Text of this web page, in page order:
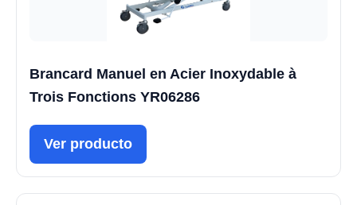
Brancard Manuel en Acier Inoxydable à
Trois Fonctions YR06286
Ver producto